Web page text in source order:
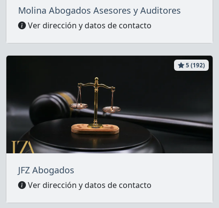
Molina Abogados Asesores y Auditores
Ver dirección y datos de contacto
5 (192)
JFZ Abogados
Ver dirección y datos de contacto